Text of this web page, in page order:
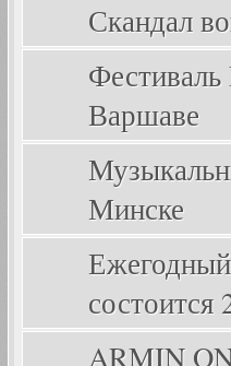
Скандал
Фестиваль
Варшаве
Минске
ARMIN